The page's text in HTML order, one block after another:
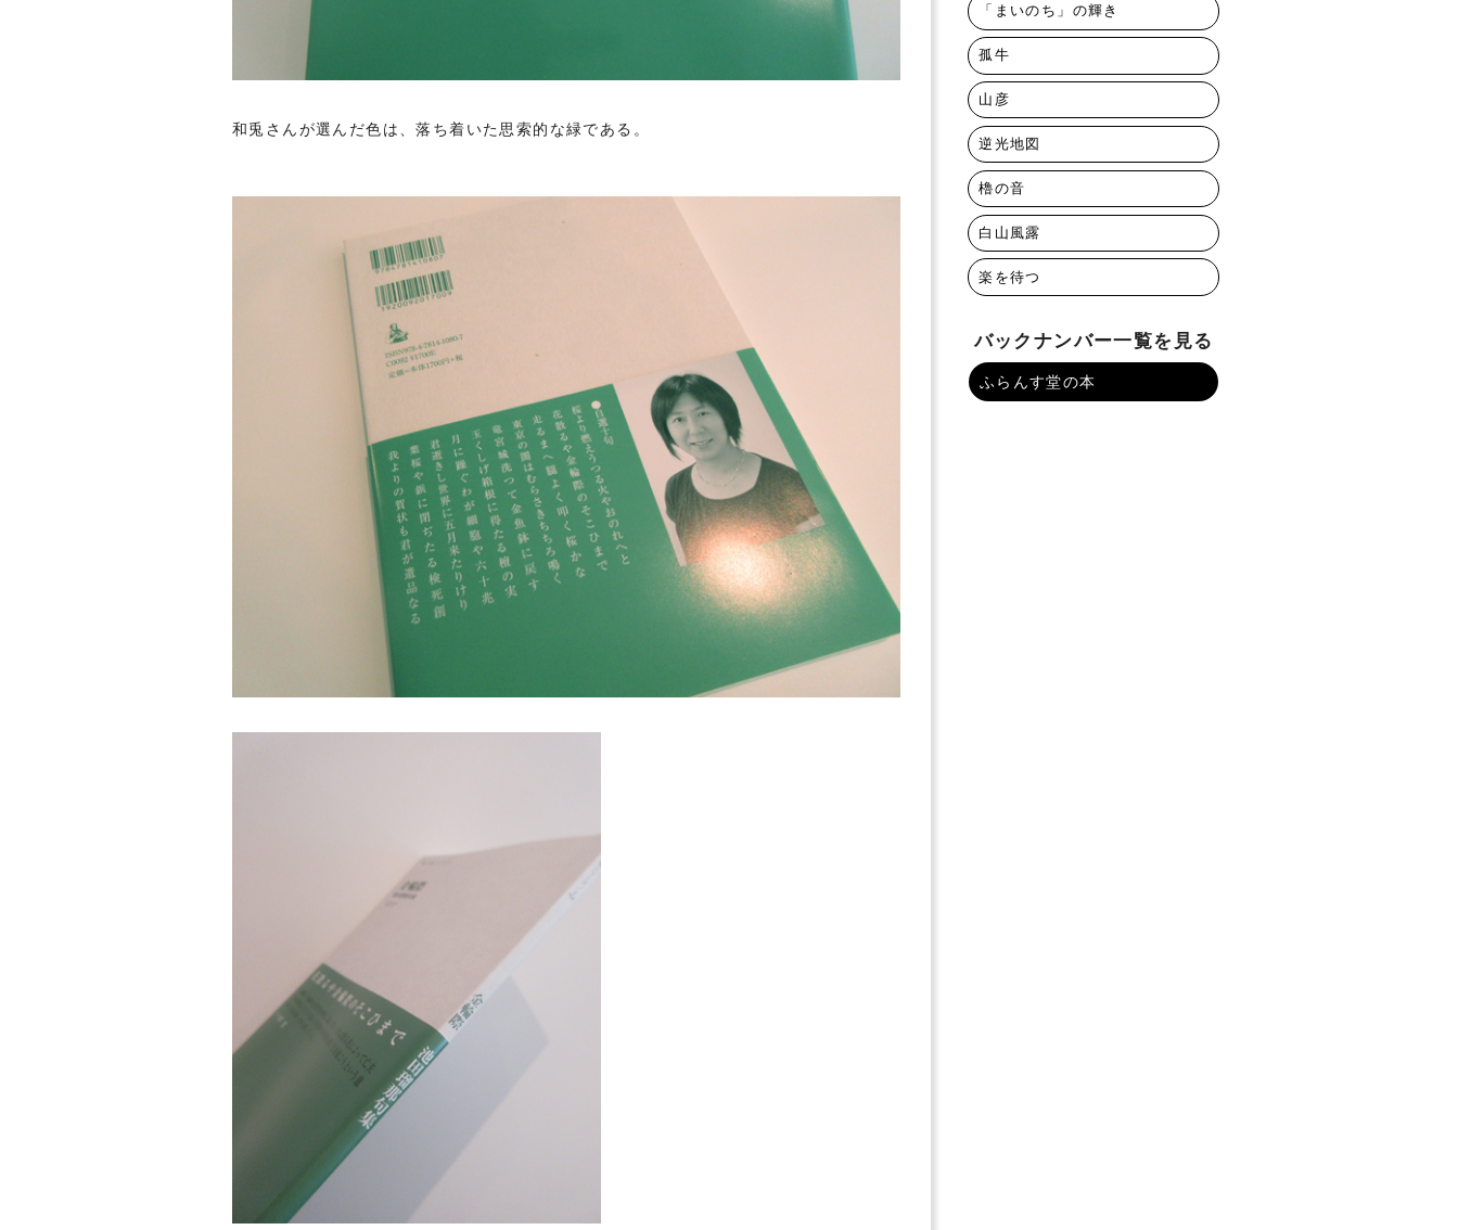
和兎さんが選んだ色は、落ち着いた思索的な緑である。
「まいのち」の輝き
孤牛
山彦
逆光地図
櫓の音
白山風露
楽を待つ
バックナンバー一覧を見る
ふらんす堂の本